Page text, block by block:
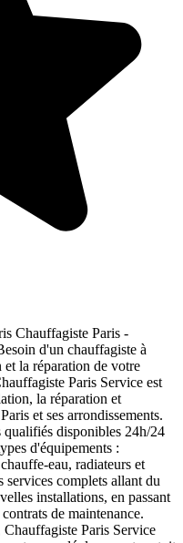
Chauffagiste Paris -
d'un chauffagiste à
et la réparation de votre
Paris Service est
la réparation et
et ses arrondissements.
qualifiés disponibles 24h/24
d'équipements :
eau, radiateurs et
services complets allant du
installations, en passant
de maintenance.
Chauffagiste Paris Service